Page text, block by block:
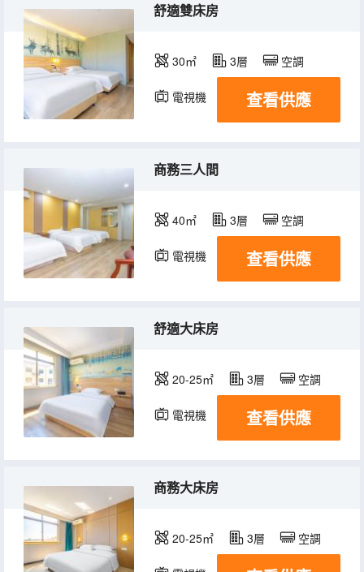
舒適雙床房
30㎡ 3層 空調
電視機 查看供應
商務三人間
40㎡ 3層 空調
電視機 查看供應
舒適大床房
20-25㎡ 3層 空調
電視機 查看供應
商務大床房
20-25㎡ 3層 空調